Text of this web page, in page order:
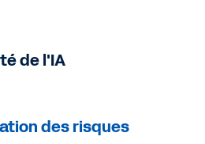
de l'IA
des risques